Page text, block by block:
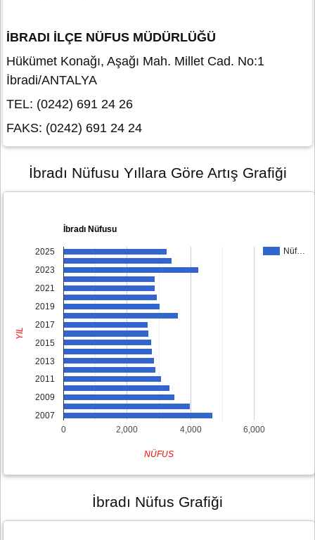
İBRADI İLÇE NÜFUS MÜDÜRLÜĞÜ
Hükümet Konağı, Aşağı Mah. Millet Cad. No:1
İbradi/ANTALYA
TEL: (0242) 691 24 26
FAKS: (0242) 691 24 24
İbradı Nüfusu Yıllara Göre Artış Grafiği
İbradı Nüfusu
Nüf…
0 2,000 4,000 6,000
2025
2023
2021
2019
2017
2015
2013
2011
2009
2007
NÜFUS
YIL
İbradı Nüfus Grafiği